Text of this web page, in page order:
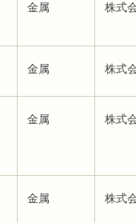
金属 株式
金属 株式
金属 株式
金属 株式